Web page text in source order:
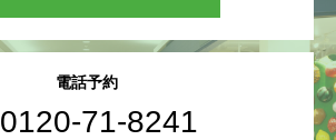
電話予約
0120-71-8241